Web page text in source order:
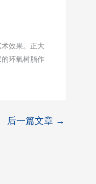
效果。正大
环氧树脂作
后一篇文章 →